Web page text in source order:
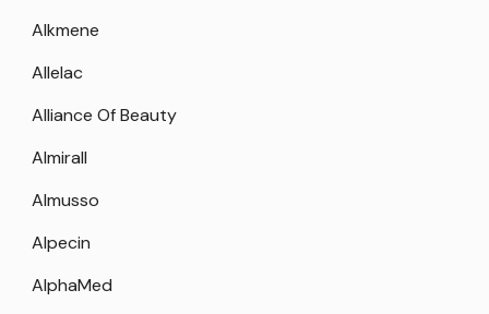
Alkmene
Allelac
Alliance Of Beauty
Almirall
Almusso
Alpecin
AlphaMed